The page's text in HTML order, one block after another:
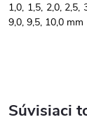
1,0, 1,5, 2,0, 2,5,
9,0, 9,5, 10,0 mm
Súvisiaci